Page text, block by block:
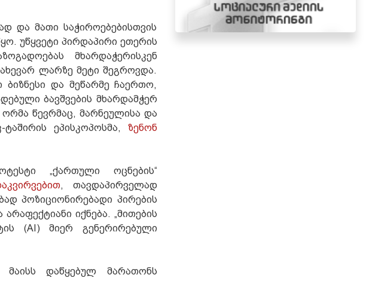
და მათი საჭიროებებისთვის
უწყვეტი პირდაპირი ეთერის
მხარდაჭერისკენ
ლარზე მეტი შეგროვდა.
და მეწარმე ჩაერთო,
ბავშვების მხარდამჭერ
წევრმაც, მარნეულისა და
ეპისკოპოსმა, ზენონ
„ქართული ოცნების“
, თავდაპირველად
პოზიციონირებადი პირების
იქნება. „მითების
(AI) მიერ გენერირებული
მაისს დაწყებულ მარათონს